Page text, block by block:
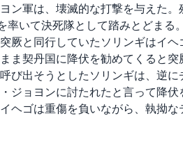
ン軍は、壊滅的な打撃を与えた。
いて決死隊として踏みとどまる
厥と同行していたソリンギはイヘ
ま契丹国に降伏を勧めてくると突
び出そうとしたソリンギは、逆に
ジョヨンに討たれたと言って降伏
ヘゴは重傷を負いながら、執拗な